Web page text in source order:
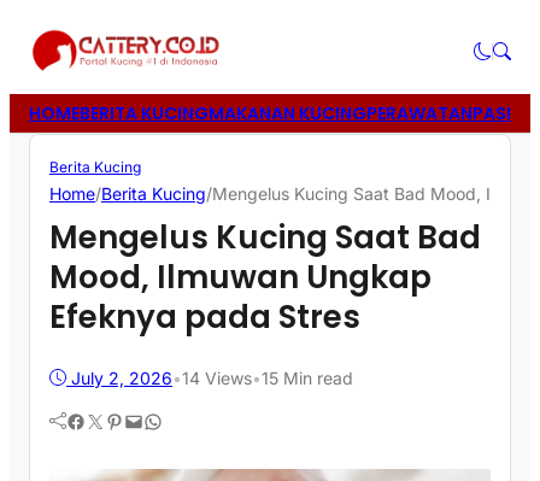
HOMEBERITA KUCINGMAKANAN KUCINGPERAWATANPASIR
Berita Kucing
Home/Berita Kucing/Mengelus Kucing Saat Bad Mood,
Mengelus Kucing Saat Bad
Mood, Ilmuwan Ungkap
Efeknya pada Stres
July 2, 2026•14 Views•15 Min read
Facebook Twitter Pinterest Mail WhatsApp